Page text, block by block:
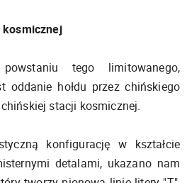
kosmicznej
tego limitowanego,
oddanie hołdu przez chińskiego
stacji kosmicznej.
konfigurację w kształcie
detalami, ukazano nam